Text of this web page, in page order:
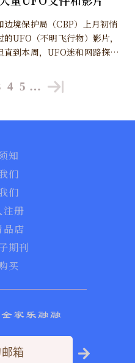
境保护局（CBP）上月初悄
UFO（不明飞行物）影片，
到本周，UFO迷和网路探查
4 5 …
知
们
们
注册
品店
期刊
买
家乐融融